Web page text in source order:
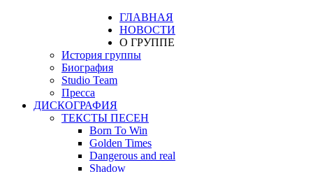
ГЛАВНАЯ
НОВОСТИ
О ГРУППЕ
История группы
Биография
Studio Team
Пресса
ДИСКОГРАФИЯ
ТЕКСТЫ ПЕСЕН
Born To Win
Golden Times
Dangerous and real
Shadow